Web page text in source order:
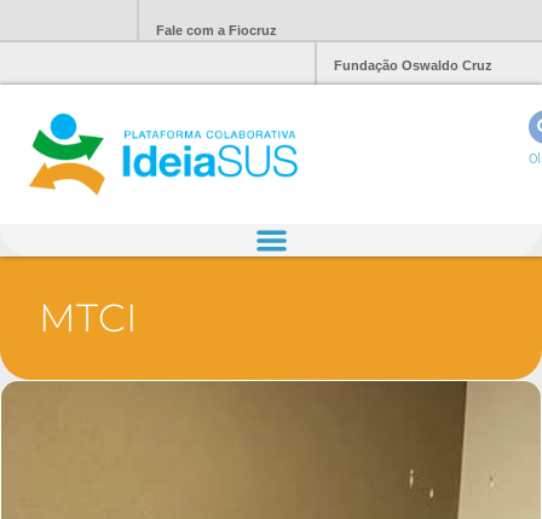
Fale com a Fiocruz
Fundação Oswaldo Cruz
MTCI